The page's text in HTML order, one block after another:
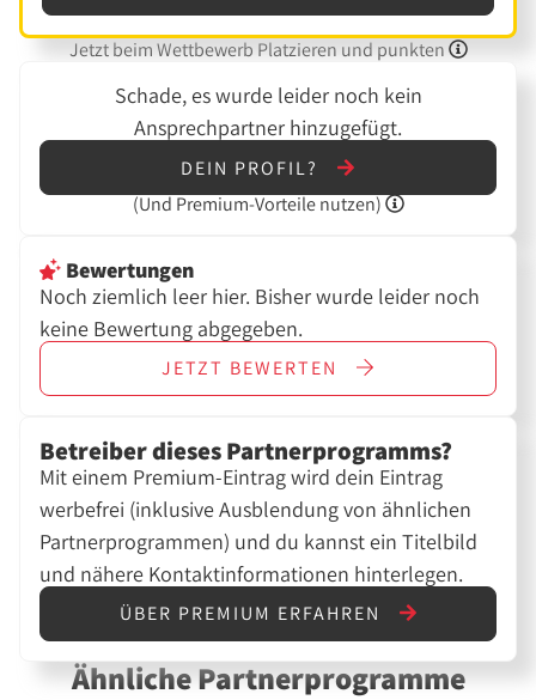
Jetzt beim Wettbewerb Platzieren und punkten
Schade, es wurde leider noch kein
Ansprechpartner hinzugefügt.
DEIN PROFIL?
(Und Premium-Vorteile nutzen)
Bewertungen
Noch ziemlich leer hier. Bisher wurde leider noch
keine Bewertung abgegeben.
JETZT BEWERTEN
Betreiber dieses Partnerprogramms?
Mit einem Premium-Eintrag wird dein Eintrag
werbefrei (inklusive Ausblendung von ähnlichen
Partnerprogrammen) und du kannst ein Titelbild
und nähere Kontaktinformationen hinterlegen.
ÜBER PREMIUM ERFAHREN
Ähnliche Partnerprogramme